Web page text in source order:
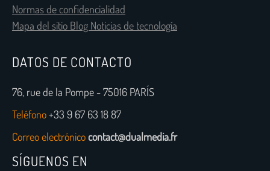
Normas de confidencialidad
Mapa del sitio Blog Noticias de tecnología
DATOS DE CONTACTO
76, rue de la Pompe - 75016 PARÍS
Teléfono+33 9 67 63 18 87
Correo electrónicocontact@dualmedia.fr
SÍGUENOS EN